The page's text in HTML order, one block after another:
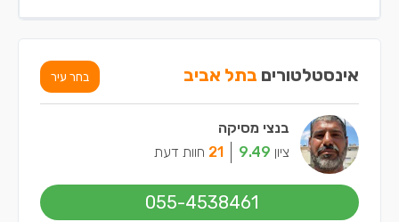
אינסטלטורים בתל אביב בחר עיר
בנצי מסיקה
ציון 9.49
21 חוות דעת
055-4538461